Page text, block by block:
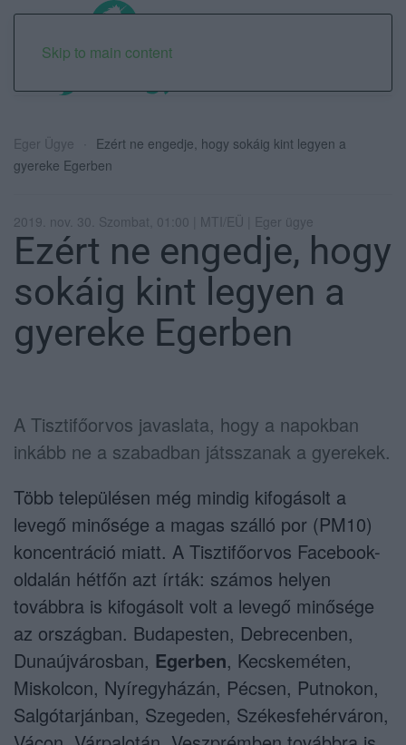
Skip to main content
Eger Ügye
Ezért ne engedje, hogy sokáig kint legyen a
gyereke Egerben
2019. nov. 30. Szombat, 01:00 | MTI/EÜ | Eger ügye
Ezért ne engedje, hogy
sokáig kint legyen a
gyereke Egerben
A Tisztifőorvos javaslata, hogy a napokban
inkább ne a szabadban játsszanak a gyerekek.
Több településen még mindig kifogásolt a
levegő minősége a magas szálló por (PM10)
koncentráció miatt. A Tisztifőorvos Facebook-
oldalán hétfőn azt írták: számos helyen
továbbra is kifogásolt volt a levegő minősége
az országban. Budapesten, Debrecenben,
Dunaújvárosban, Egerben, Kecskeméten,
Miskolcon, Nyíregyházán, Pécsen, Putnokon,
Salgótarjánban, Szegeden, Székesfehérváron,